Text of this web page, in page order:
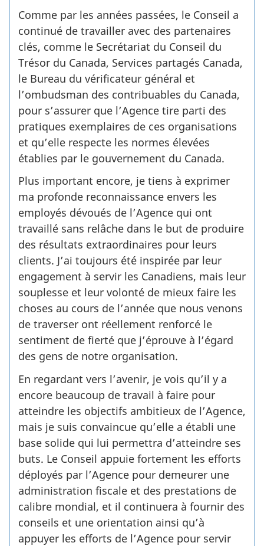
Comme par les années passées, le Conseil a
continué de travailler avec des partenaires
clés, comme le Secrétariat du Conseil du
Trésor du Canada, Services partagés Canada,
le Bureau du vérificateur général et
l’ombudsman des contribuables du Canada,
pour s’assurer que l’Agence tire parti des
pratiques exemplaires de ces organisations
et qu’elle respecte les normes élevées
établies par le gouvernement du Canada.
Plus important encore, je tiens à exprimer
ma profonde reconnaissance envers les
employés dévoués de l’Agence qui ont
travaillé sans relâche dans le but de produire
des résultats extraordinaires pour leurs
clients. J’ai toujours été inspirée par leur
engagement à servir les Canadiens, mais leur
souplesse et leur volonté de mieux faire les
choses au cours de l’année que nous venons
de traverser ont réellement renforcé le
sentiment de fierté que j’éprouve à l’égard
des gens de notre organisation.
En regardant vers l’avenir, je vois qu’il y a
encore beaucoup de travail à faire pour
atteindre les objectifs ambitieux de l’Agence,
mais je suis convaincue qu’elle a établi une
base solide qui lui permettra d’atteindre ses
buts. Le Conseil appuie fortement les efforts
déployés par l’Agence pour demeurer une
administration fiscale et des prestations de
calibre mondial, et il continuera à fournir des
conseils et une orientation ainsi qu’à
appuyer les efforts de l’Agence pour servir